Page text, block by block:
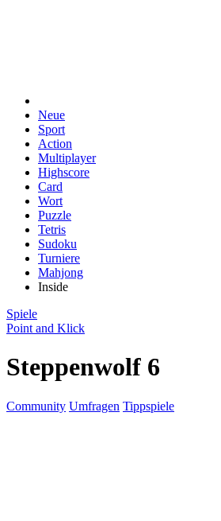
Neue
Sport
Action
Multiplayer
Highscore
Card
Wort
Puzzle
Tetris
Sudoku
Turniere
Mahjong
Inside
Spiele
Point and Klick
Steppenwolf 6
Community Umfragen Tippspiele